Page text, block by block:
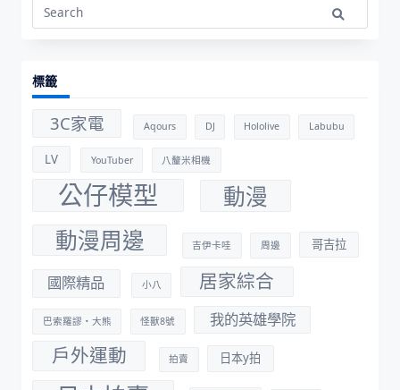
Search
標籤
3C家電 Aqours DJ Hololive Labubu
LV YouTuber 八釐米相機
公仔模型
動漫
動漫周邊
吉伊卡哇 周邊 哥吉拉
國際精品 小八 居家綜合
巴索羅謬・大熊 怪獸8號 我的英雄學院
戶外運動 拍賣 日本y拍